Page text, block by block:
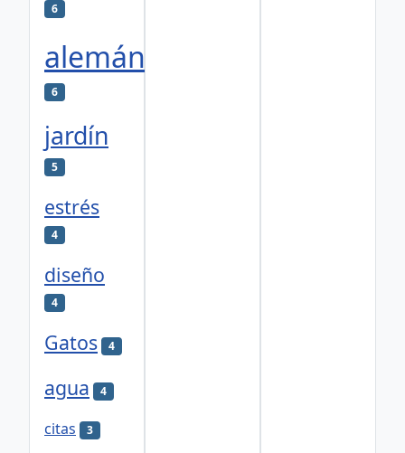
6
alemán
6
jardín
5
estrés
4
diseño
4
Gatos 4
agua 4
citas 3